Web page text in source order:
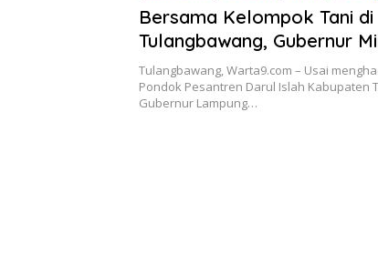
Bersama Kelompok Tani di
Tulangbawang, Gubernur
Menyemprot Tanaman Padi
Tulangbawang, Warta9.com – Usai
Pondok Pesantren Darul Islah Kabupaten
Gubernur Lampung…